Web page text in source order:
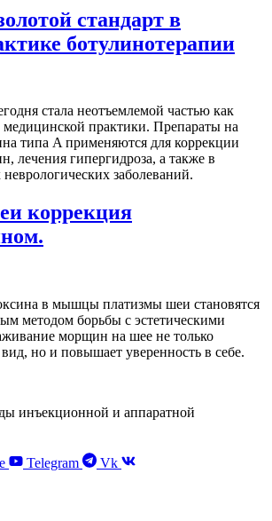
стандарт в
ботулинотерапии
стала неотъемлемой частью как
медицинской практики. Препараты на
типа A применяются для коррекции
лечения гипергидроза, а также в
заболеваний.
коррекция
в мышцы платизмы шеи становятся
методом борьбы с эстетическими
морщин на шее не только
но и повышает уверенность в себе.
инъекционной и аппаратной
Telegram Vk